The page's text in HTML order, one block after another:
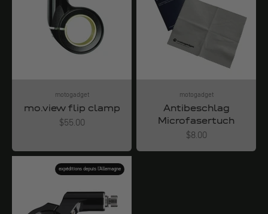
motogadget
mo.view flip clamp
Angebot
$55.00
motogadget
Antibeschlag
Microfasertuch
Angebot
$8.00
expéditions depuis l'Allemagne